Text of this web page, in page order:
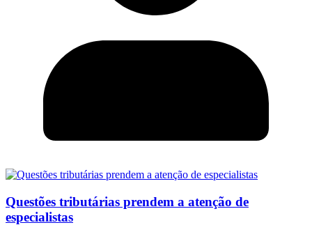
Questões tributárias prendem a atenção de
especialistas